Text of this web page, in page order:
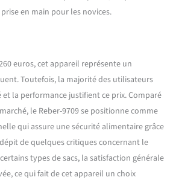
en main pour les novices.
euros, cet appareil représente un
Toutefois, la majorité des utilisateurs
la performance justifient ce prix. Comparé
le Reber-9709 se positionne comme
qui assure une sécurité alimentaire grâce
de quelques critiques concernant le
types de sacs, la satisfaction générale
ce qui fait de cet appareil un choix